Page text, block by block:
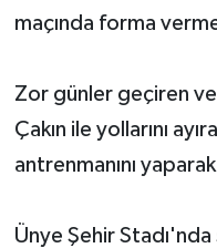
maçında forma
Zor günler geçiren
Çakın ile yollarını
antrenmanını
Ünye Şehir